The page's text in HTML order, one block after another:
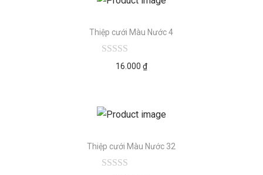
Thiệp cưới Màu Nước 4
16.000 ₫
Thiệp cưới Màu Nước 32